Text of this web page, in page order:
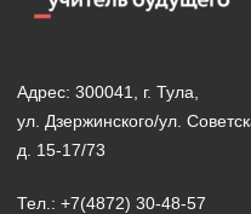
Адрес: 300041, г. Тула,
ул. Дзержинского/ул.
д. 15-17/73
Тел.: +7(4872) 30-48-57